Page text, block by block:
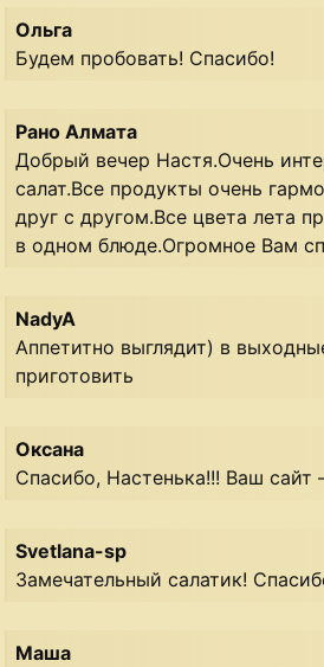
Ольга
Будем пробовать! Спасибо!
Рано Алмата
Добрый вечер Настя.Очень
салат.Все продукты очень
друг с другом.Все цвета лета
в одном блюде.Огромное Вам
NadyA
Аппетитно выглядит) в
приготовить
Оксана
Спасибо, Настенька!!! Ваш
Svetlana-sp
Замечательный салатик!
Маша